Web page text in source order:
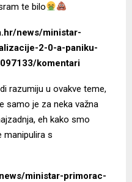
te bilo
news/ministar-
2-0-a-paniku-
komentari
razumiju u ovakve teme,
samo je za neka važna
eh kako smo
manipulira s
ministar-primorac-